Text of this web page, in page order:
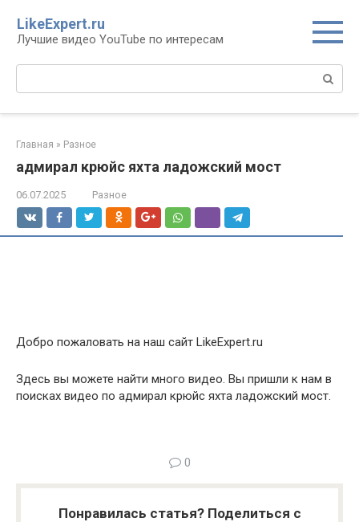
контенту
LikeExpert.ru
Лучшие видео YouTube по интересам
Главная » Разное
адмирал крюйс яхта ладожский мост
06.07.2025 Разное
Добро пожаловать на наш сайт LikeExpert.ru
Здесь вы можете найти много видео. Вы пришли к нам в
поисках видео по адмирал крюйс яхта ладожский мост.
0
Понравилась статья? Поделиться с